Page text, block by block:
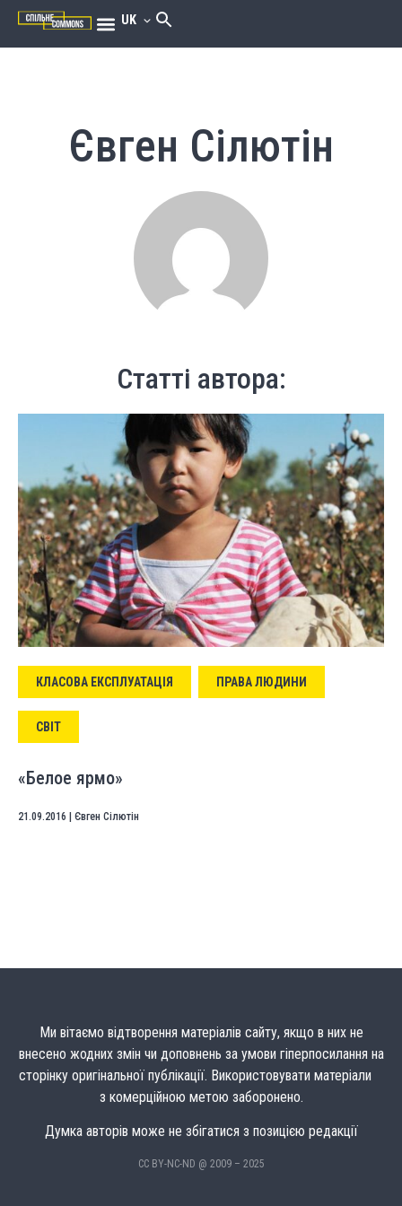
UK
Євген Сілютін
Статті автора:
КЛАСОВА ЕКСПЛУАТАЦІЯ ПРАВА ЛЮДИНИ
СВІТ
«Белое ярмо»
21.09.2016 Євген Сілютін
Ми вітаємо відтворення матеріалів сайту, якщо в них не
внесено жодних змін чи доповнень за умови гіперпосилання на
сторінку оригінальної публікації. Використовувати матеріали
з комерційною метою заборонено.
Думка авторів може не збігатися з позицією редакції
CC BY-NC-ND @ 2009 – 2025